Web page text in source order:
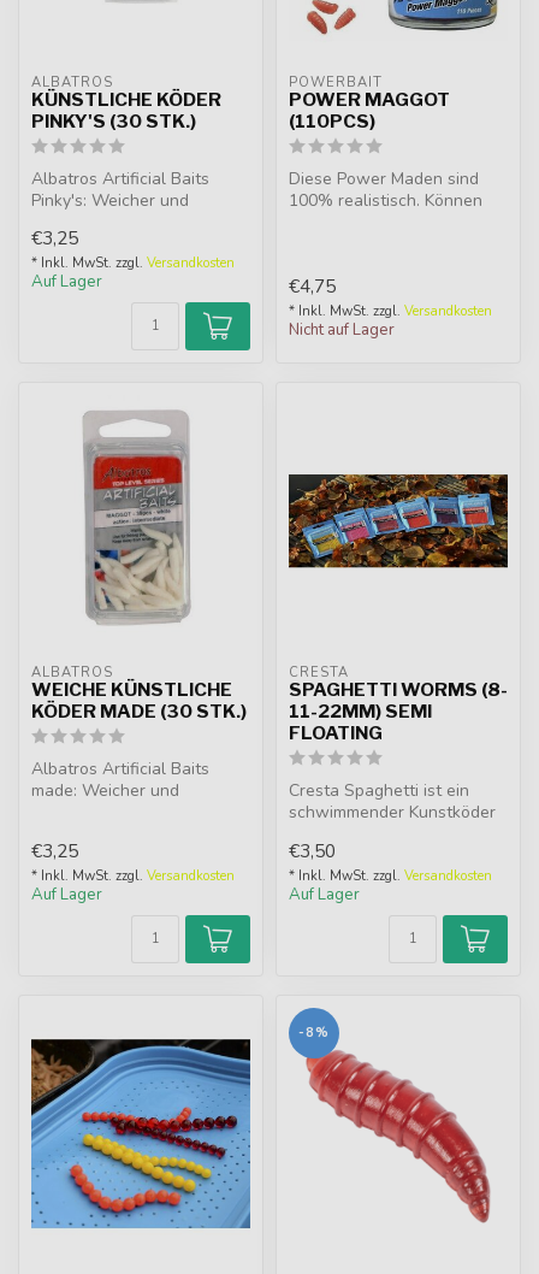
ALBATROS
KÜNSTLICHE KÖDER
PINKY'S (30 STK.)
Albatros Artificial Baits
Pinky's: Weicher und
Ideal f...
€3,25
* Inkl. MwSt. zzgl. Versandkosten
Auf Lager
POWERBAIT
POWER MAGGOT
(110PCS)
Diese Power Maden sind
100% realistisch. Können
€4,75
* Inkl. MwSt. zzgl. Versandkosten
Nicht auf Lager
ALBATROS
WEICHE KÜNSTLICHE
KÖDER MADE (30 STK.)
Albatros Artificial Baits
made: Weicher und
€3,25
* Inkl. MwSt. zzgl. Versandkosten
Auf Lager
CRESTA
SPAGHETTI WORMS (8-
11-22MM) SEMI
FLOATING
Cresta Spaghetti ist ein
schwimmender Kunstköder
a...
€3,50
* Inkl. MwSt. zzgl. Versandkosten
Auf Lager
-8%